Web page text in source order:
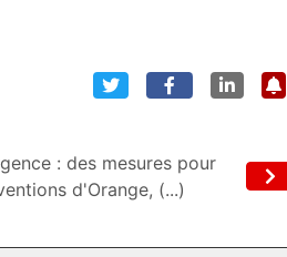
: des mesures pour
d'Orange, (...)